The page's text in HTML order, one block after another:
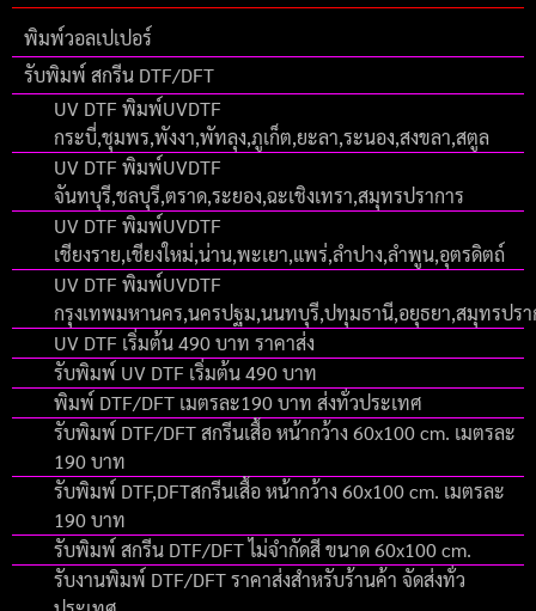
พิมพ์วอลเปเปอร์
รับพิมพ์ สกรีน DTF/DFT
UV DTF พิมพ์UVDTF
กระบี่,ชุมพร,พังงา,พัทลุง,ภูเก็ต,ยะลา,ระนอง,สงขลา,สตูล
UV DTF พิมพ์UVDTF
จันทบุรี,ชลบุรี,ตราด,ระยอง,ฉะเชิงเทรา,สมุทรปราการ
UV DTF พิมพ์UVDTF
เชียงราย,เชียงใหม่,น่าน,พะเยา,แพร่,ลำปาง,ลำพูน,อุตรดิตถ์
UV DTF พิมพ์UVDTF
กรุงเทพมหานคร,นครปฐม,นนทบุรี,ปทุมธานี,อยุธยา,สมุทรปร
UV DTF เริ่มต้น 490 บาท ราคาส่ง
รับพิมพ์ UV DTF เริ่มต้น 490 บาท
พิมพ์ DTF/DFT เมตรละ190 บาท ส่งทั่วประเทศ
รับพิมพ์ DTF/DFT สกรีนเสื้อ หน้ากว้าง 60x100 cm. เมตรละ
190 บาท
รับพิมพ์ DTF,DFTสกรีนเสื้อ หน้ากว้าง 60x100 cm. เมตรละ
190 บาท
รับพิมพ์ สกรีน DTF/DFT ไม่จำกัดสี ขนาด 60x100 cm.
รับงานพิมพ์ DTF/DFT ราคาส่งสำหรับร้านค้า จัดส่งทั่ว